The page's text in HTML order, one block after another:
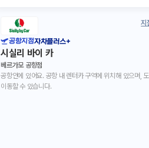
지
공항지점자차플러스+
시실리 바이 카
베르가모 공항점
공항안에 있어요. 공항 내 렌터카 구역에 위치해 있으며,
이동할 수 있습니다.